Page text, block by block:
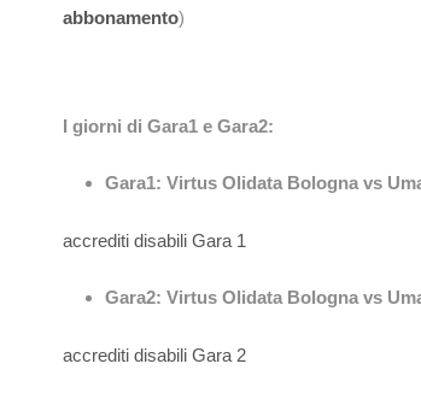
abbonamento)
I giorni di Gara1 e Gara2:
Gara1: Virtus Olidata Bologna vs
accrediti disabili Gara 1
Gara2: Virtus Olidata Bologna vs
accrediti disabili Gara 2